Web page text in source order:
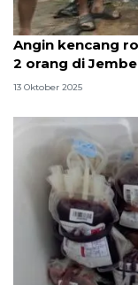
Angin kencang
2 orang di
13 Oktober 2025